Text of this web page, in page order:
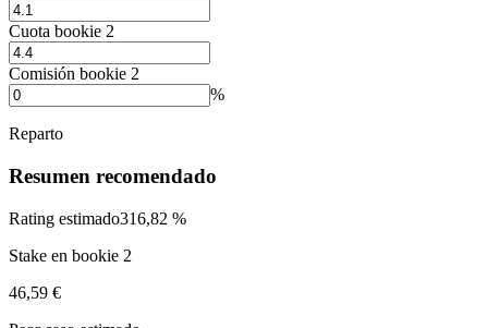
Cuota bookie 2
Comisión bookie 2
%
Reparto
Resumen recomendado
Rating estimado316,82 %
Stake en bookie 2
46,59 €